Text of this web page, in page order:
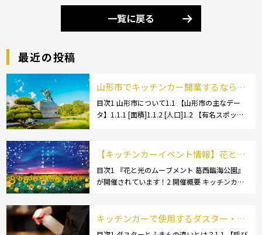
一覧に戻る
最近の投稿
山形市でキッチンカー開業するなら格
安のレンタル・リース！営業許可取得
の流れも解説！
目次1 山形市について1.1 【山形市の主なデー
タ】1.1.1 [面積]1.1.2 [人口]1.2 【有名スポッ
【キッチンカーイベント情報】花と光
のムーブメント 葛西臨海公園が開催さ
れています！
目次1 『花と光のムーブメント 葛西臨海公園』
が開催されています！2 開催概要 キッチンカー
ルメイベントが催されています。 開業前にキ
キッチンカーで使用するダスター・ふ